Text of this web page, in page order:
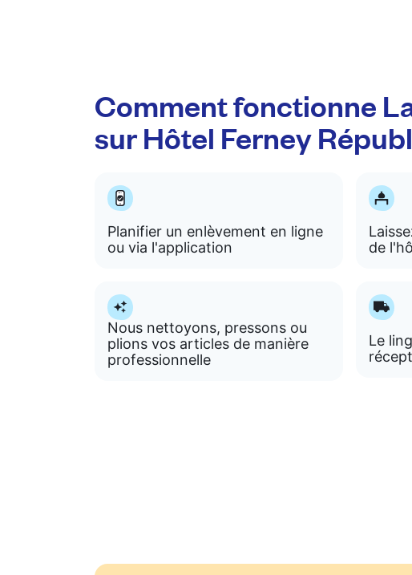
Comment fonctionne
sur Hôtel Ferney
Planifier un enlèvement en ligne
ou via l'application
de
Nous nettoyons, pressons ou
plions vos articles de manière
professionnelle
Le